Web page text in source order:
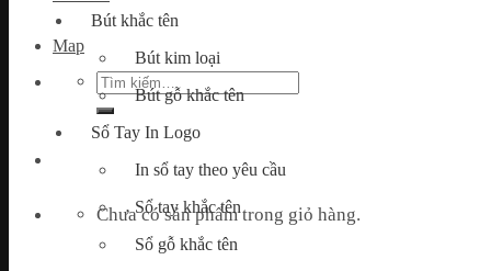
Map
Tìm
kiếm:
Chưa có sản phẩm trong giỏ hàng.
Bút khắc tên
Bút kim loại
Bút gỗ khắc tên
Sổ Tay In Logo
In sổ tay theo yêu cầu
Sổ tay khắc tên
Sổ gỗ khắc tên